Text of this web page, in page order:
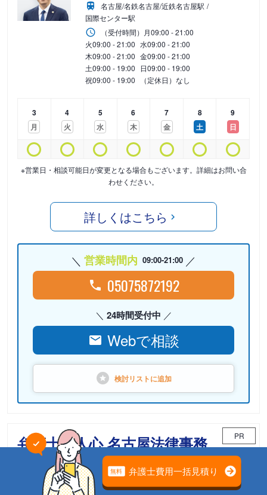
名古屋/名鉄名古屋/近鉄名古屋駅
国際センター駅
（受付時間） 月09:00 - 21:00
火09:00 - 21:00 水09:00 - 21:00
木09:00 - 21:00 金09:00 - 21:00
土09:00 - 19:00 日09:00 - 19:00
祝09:00 - 19:00 （定休日）なし
3
月
4
火
5
水
6
木
7
金
8
土
9
日
※営業日・相談可能日が変更となる場合もございます。詳細はお問い合
わせください。
詳しくはこちら
営業時間内 09:00-21:00
05075872192
24時間受付中
Webで相談
検討リストに追加
弁護士法人心 名古屋法律事務
PR
相続案件のための「相続チーム」が担当